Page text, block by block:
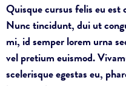
Quisque cursus felis eu
Nunc tincidunt, dui ut
mi, id semper lorem urna
vel pretium euismod.
scelerisque egestas eu,